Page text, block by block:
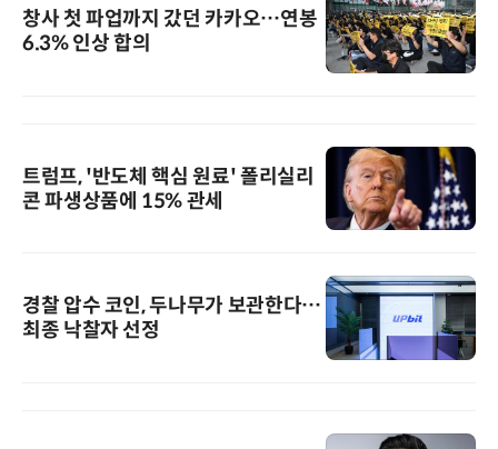
창사 첫 파업까지 갔던 카카오…연봉
6.3% 인상 합의
트럼프, '반도체 핵심 원료' 폴리실리
콘 파생상품에 15% 관세
경찰 압수 코인, 두나무가 보관한다…
최종 낙찰자 선정